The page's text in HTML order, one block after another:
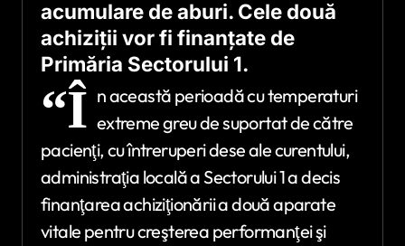
acumulare de aburi. Cele două
achiziţii vor fi finanţate de
Primăria Sectorului 1.
“Î n această perioadă cu temperaturi
extreme greu de suportat de către
pacienţi, cu întreruperi dese ale curentului,
administraţia locală a Sectorului 1 a decis
finanţarea achiziţionării a două aparate
vitale pentru creşterea performanţei şi